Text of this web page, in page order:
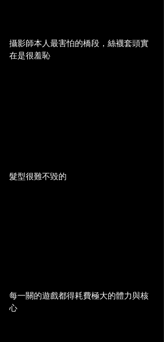
攝影師本人最害怕的橋段，絲襪套頭實
在是很羞恥
髮型很難不毀的
每一關的遊戲都得耗費極大的體力與核
心